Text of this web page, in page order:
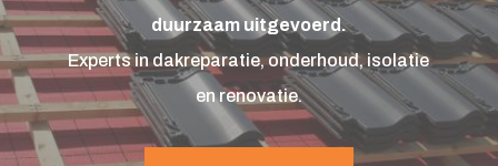
duurzaam uitgevoerd.
Experts in dakreparatie, onderhoud, isolatie
en renovatie.